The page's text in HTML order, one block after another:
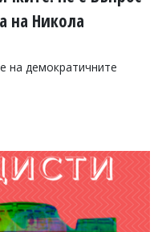
на Никола
на демократичните